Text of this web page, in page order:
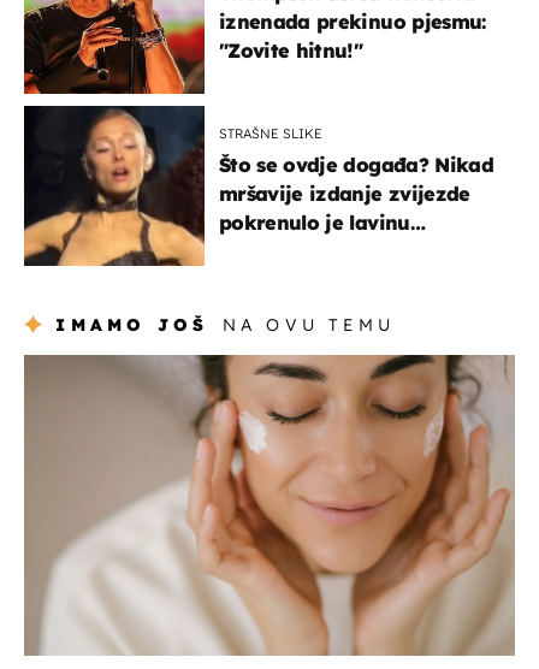
iznenada prekinuo pjesmu:
"Zovite hitnu!"
STRAŠNE SLIKE
Što se ovdje događa? Nikad
mršavije izdanje zvijezde
pokrenulo je lavinu
IMAMO JOŠ NA OVU TEMU
moda & ljepota